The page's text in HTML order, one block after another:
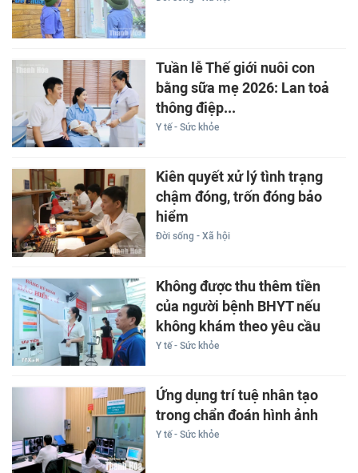
Tuần lễ Thế giới nuôi con
bằng sữa mẹ 2026: Lan toả
thông điệp...
Y tế - Sức khỏe
Kiên quyết xử lý tình trạng
chậm đóng, trốn đóng bảo
hiểm
Đời sống - Xã hội
Không được thu thêm tiền
của người bệnh BHYT nếu
không khám theo yêu cầu
Y tế - Sức khỏe
Ứng dụng trí tuệ nhân tạo
trong chẩn đoán hình ảnh
Y tế - Sức khỏe